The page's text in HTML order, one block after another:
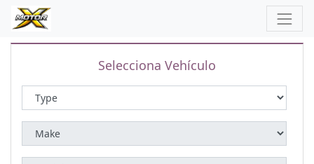
Selecciona Vehículo